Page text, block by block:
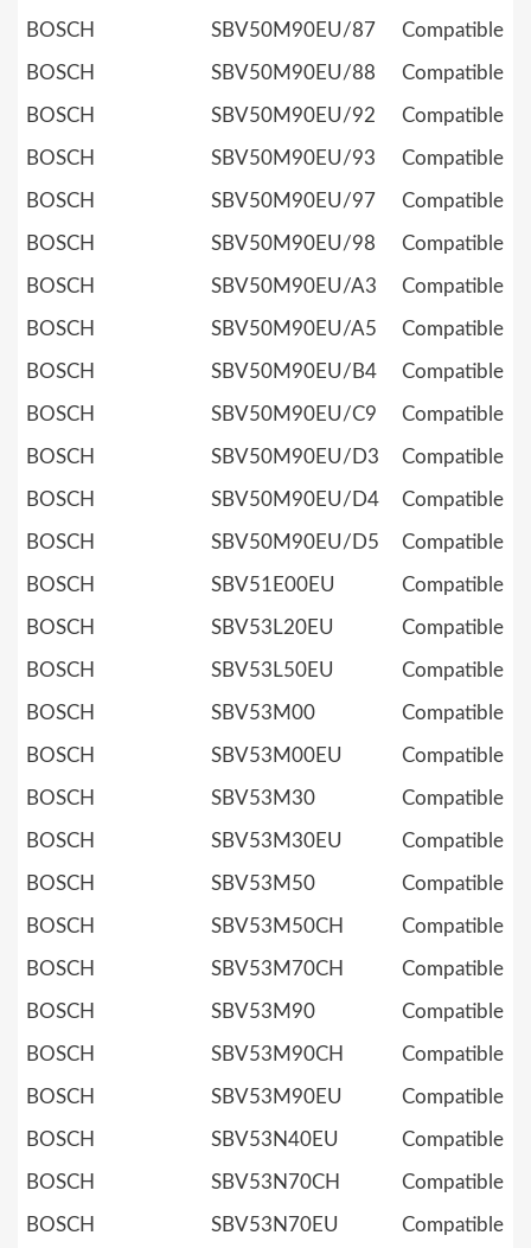
BOSCH SBV50M90EU/87 Compatible
BOSCH SBV50M90EU/88 Compatible
BOSCH SBV50M90EU/92 Compatible
BOSCH SBV50M90EU/93 Compatible
BOSCH SBV50M90EU/97 Compatible
BOSCH SBV50M90EU/98 Compatible
BOSCH SBV50M90EU/A3 Compatible
BOSCH SBV50M90EU/A5 Compatible
BOSCH SBV50M90EU/B4 Compatible
BOSCH SBV50M90EU/C9 Compatible
BOSCH SBV50M90EU/D3 Compatible
BOSCH SBV50M90EU/D4 Compatible
BOSCH SBV50M90EU/D5 Compatible
BOSCH SBV51E00EU Compatible
BOSCH SBV53L20EU Compatible
BOSCH SBV53L50EU Compatible
BOSCH SBV53M00 Compatible
BOSCH SBV53M00EU Compatible
BOSCH SBV53M30 Compatible
BOSCH SBV53M30EU Compatible
BOSCH SBV53M50 Compatible
BOSCH SBV53M50CH Compatible
BOSCH SBV53M70CH Compatible
BOSCH SBV53M90 Compatible
BOSCH SBV53M90CH Compatible
BOSCH SBV53M90EU Compatible
BOSCH SBV53N40EU Compatible
BOSCH SBV53N70CH Compatible
BOSCH SBV53N70EU Compatible